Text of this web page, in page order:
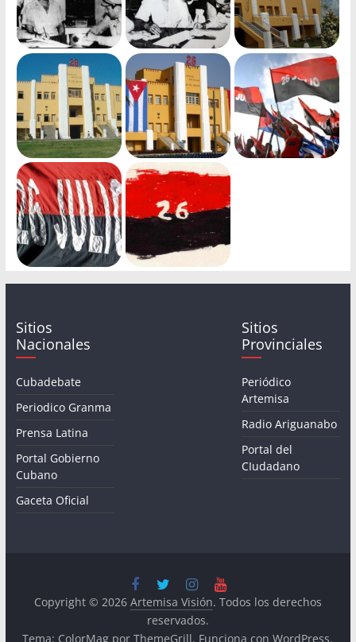
Sitios
Nacionales
Cubadebate
Periodico Granma
Prensa Latina
Portal Gobierno
Cubano
Gaceta Oficial
Sitios
Provinciales
Periódico
Artemisa
Radio Ariguanabo
Portal del
CIudadano
Copyright © 2026 Artemisa Visión. Todos los derechos
reservados.
Tema: ColorMag por ThemeGrill. Funciona conWordPress.